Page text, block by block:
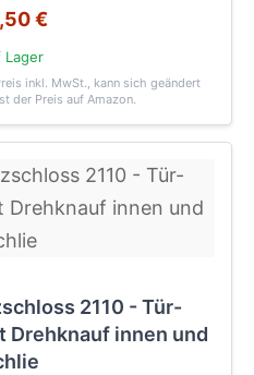
€
Lager
inkl. MwSt., kann sich geändert
der Preis auf Amazon.
2110 - Tür-
Drehknauf innen und